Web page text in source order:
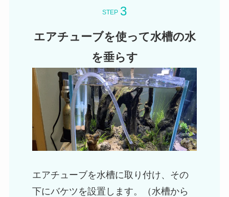
STEP
エアチューブを使って水槽の水
を垂らす
エアチューブを水槽に取り付け、その
下にバケツを設置します。（水槽から